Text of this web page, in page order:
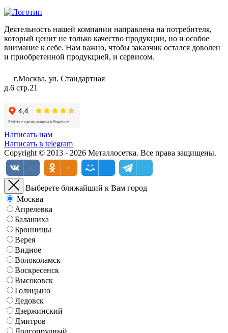
Деятельность нашей компании направлена на потребителя,
который ценит не только качество продукции, но и особое
внимание к себе. Нам важно, чтобы заказчик остался доволен
и приобретенной продукцией, и сервисом.
г.Москва, ул. Стандартная
д.6 стр.21
Написать нам
Написать в telegram
Copyright © 2013 - 2026 Металлосетка. Все права защищены.
Выберете ближайший к Вам город
Москва
Апрелевка
Балашиха
Бронницы
Верея
Видное
Волоколамск
Воскресенск
Высоковск
Голицыно
Дедовск
Дзержинский
Дмитров